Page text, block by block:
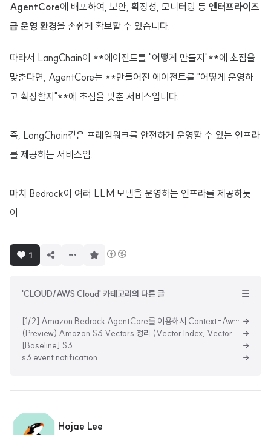
AgentCore에 배포하여, 보안, 확장성, 모니터링 등 엔터프라이즈
급 운영 환경을 손쉽게 확보할 수 있습니다.
따라서 LangChain이 **에이전트를 "어떻게 만들지"**에 초점을
맞춘다면, AgentCore는 **만들어진 에이전트를 "어떻게 운영하
고 확장할지"**에 초점을 맞춘 서비스입니다.
즉, LangChain같은 프레임워크를 안전하게 운영할 수 있는 인프라
를 제공하는 서비스임.
마치 Bedrock이 여러 LLM 모델을 운영하는 인프라를 제공하듯
이.
1
'CLOUD/AWS Cloud' 카테고리의 다른 글
[1/2] Amazon Bedrock AgentCore를 이용해서 Context-Aware Meeting Assistant 만들기
(Preview) Amazon S3 Vectors 정리 (Vector Index, Vector Dimension, 기존 서비스와의 비교)
[Baseline] S3
s3 event notification
Hojae Lee